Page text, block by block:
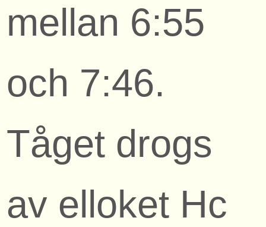
mellan 6:55
och 7:46.
Tåget drogs
av elloket Hc